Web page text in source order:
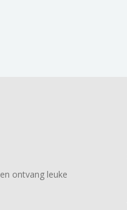
en ontvang leuke